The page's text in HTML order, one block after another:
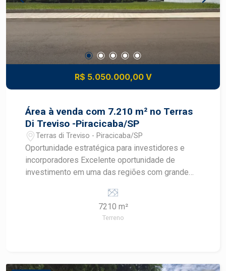
R$ 5.050.000,00 V
Área à venda com 7.210 m² no Terras
Di Treviso -Piracicaba/SP
Terras di Treviso - Piracicaba/SP
Oportunidade estratégica para investidores e
incorporadores Excelente oportunidade de
investimento em uma das regiões com grande
Área com 7.210 m², localizada no bairro Treviso,
nas proximidades do Hospital Regional de
Piracicaba, em uma região que vem se
7210 m²
Terreno